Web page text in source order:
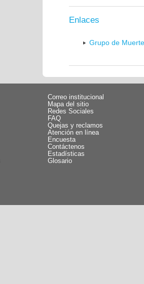
Enlaces
Grupo de
Correo institucional
Mapa del sitio
Redes Sociales
FAQ
Quejas y reclamos
Atención en línea
Encuesta
Contáctenos
Estadísticas
Glosario